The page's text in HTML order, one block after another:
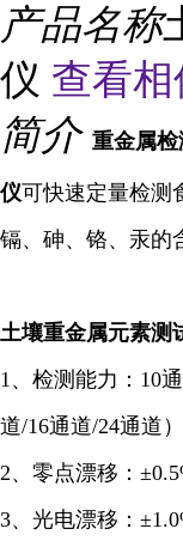
产品名称
仪 查看
简介 重金属检
仪可快速定量检测
镉、砷、铬、汞的
土壤重金属元素测
1、检测能力：10
道/16通道/24通道）
2、零点漂移：
3、光电漂移：